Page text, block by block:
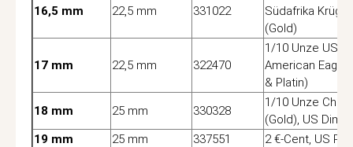
16,5 mm 22,5 mm 331022
Südafrika
(Gold)
17 mm 22,5 mm 322470
1/10 Unze USA
American Eagle
& Platin)
18 mm
25 mm 330328
1/10 Unze
(Gold), US
19 mm
25 mm 337551
2 €-Cent, US